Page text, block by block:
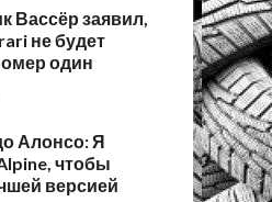
Вассёр заявил,
не будет
один
Алонсо: Я
чтобы
версией